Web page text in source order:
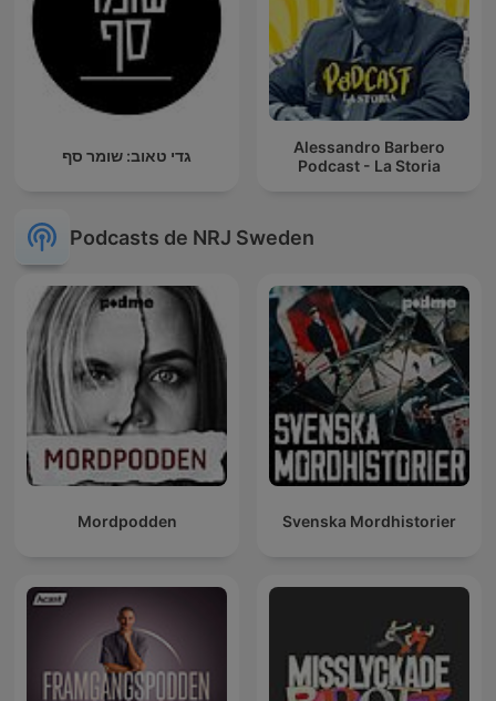
גדי טאוב: שומר סף
Alessandro Barbero
Podcast - La Storia
Podcasts de NRJ Sweden
Mordpodden Svenska Mordhistorier